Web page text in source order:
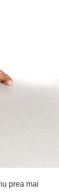
prea mai